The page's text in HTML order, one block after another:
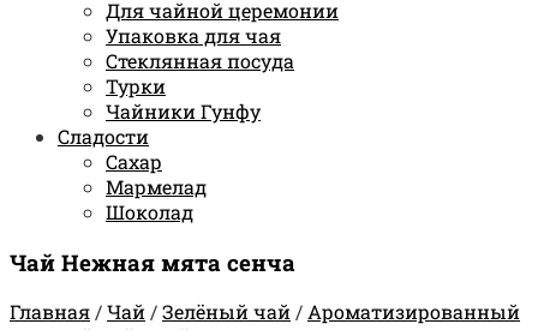
Для чайной церемонии
Упаковка для чая
Стеклянная посуда
Турки
Чайники Гунфу
Сладости
Сахар
Мармелад
Шоколад
Чай Нежная мята сенча
Главная/Чай/Зелёный чай/Ароматизированный